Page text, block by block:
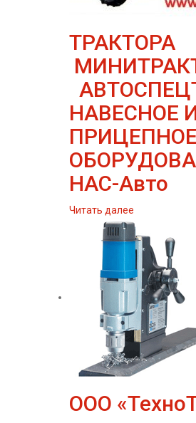
ТРАКТОРА
НАВЕСНОЕ
ПРИЦЕПНОЕ
НАС-Авто
Читать далее
ООО